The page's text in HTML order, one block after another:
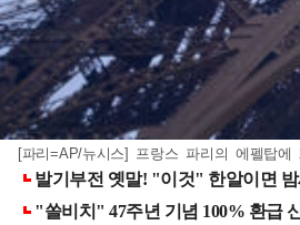
[파리=AP/뉴시스] 프랑스 파리의 에펠탑